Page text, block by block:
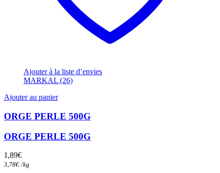
Ajouter à la liste d’envies
MARKAL (26)
Ajouter au panier
ORGE PERLE 500G
ORGE PERLE 500G
1,89€
3,78€ /kg